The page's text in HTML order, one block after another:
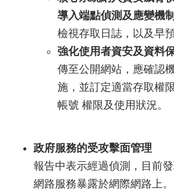
導入端點偵測及應變機
檢視存取日誌，以及早預
強化使用者資安及資料
傳至公開網站，應確認
施，並訂定適當存取權
帳號 權限及使用狀況。
政府服務的受攻擊面管理
報告中表示經過偵測，目前
網路服務暴露於網際網路上